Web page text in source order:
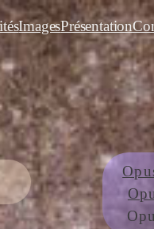
ImagesPrésentation